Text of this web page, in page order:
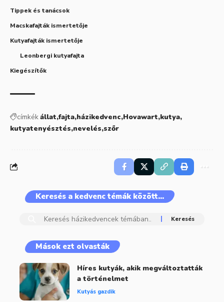
Tippek és tanácsok
Macskafajták ismertetője
Kutyafajták ismertetője
Leonbergi kutyafajta
Kiegészítők
címkékállat fajta házikedvenc Hovawart kutya
kutyatenyésztés nevelés szőr
Keresés a kedvenc témák között…
Mások ezt olvasták
Híres kutyák, akik megváltoztatták
a történelmet
Kutyás gazdik